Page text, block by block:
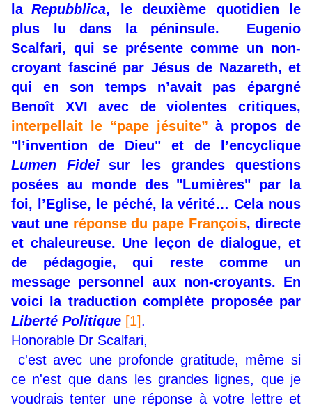
la Repubblica, le deuxième quotidien le
plus lu dans la péninsule. Eugenio
Scalfari, qui se présente comme un non-
croyant fasciné par Jésus de Nazareth, et
qui en son temps n’avait pas épargné
Benoît XVI avec de violentes critiques,
interpellait le “pape jésuite” à propos de
"l’invention de Dieu" et de l’encyclique
Lumen Fidei
sur les grandes questions
posées au monde des "Lumières" par la
foi, l’Eglise, le péché, la vérité… Cela nous
vaut une réponse du pape François, directe
et chaleureuse. Une leçon de dialogue, et
de pédagogie, qui reste comme un
message personnel aux non-croyants. En
voici la traduction complète proposée par
Liberté Politique [1].
Honorable Dr Scalfari,
c'est avec une profonde gratitude, même si
ce n'est que dans les grandes lignes, que je
voudrais tenter une réponse à votre lettre et